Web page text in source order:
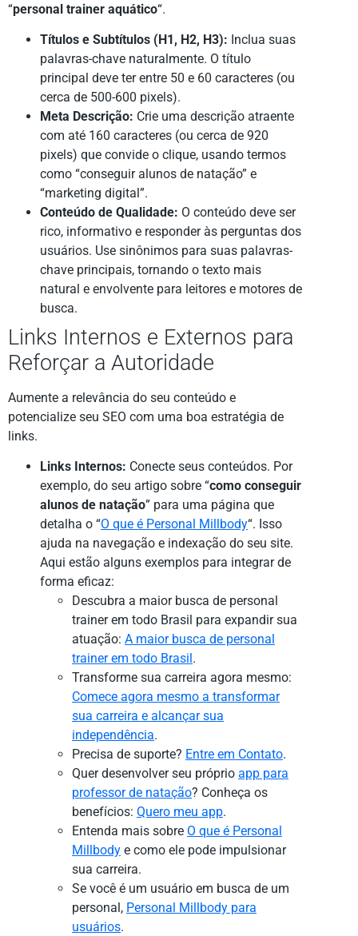
“personal trainer aquático“.
Títulos e Subtítulos (H1, H2, H3): Inclua suas
palavras-chave naturalmente. O título
principal deve ter entre 50 e 60 caracteres (ou
cerca de 500-600 pixels).
Meta Descrição: Crie uma descrição atraente
com até 160 caracteres (ou cerca de 920
pixels) que convide o clique, usando termos
como “conseguir alunos de natação” e
“marketing digital”.
Conteúdo de Qualidade: O conteúdo deve ser
rico, informativo e responder às perguntas dos
usuários. Use sinônimos para suas palavras-
chave principais, tornando o texto mais
natural e envolvente para leitores e motores de
busca.
Links Internos e Externos para
Reforçar a Autoridade
Aumente a relevância do seu conteúdo e
potencialize seu SEO com uma boa estratégia de
links.
Links Internos: Conecte seus conteúdos. Por
exemplo, do seu artigo sobre “como conseguir
alunos de natação” para uma página que
detalha o “O que é Personal Millbody“. Isso
ajuda na navegação e indexação do seu site.
Aqui estão alguns exemplos para integrar de
forma eficaz:
Descubra a maior busca de personal
trainer em todo Brasil para expandir sua
atuação: A maior busca de personal
trainer em todo Brasil .
Transforme sua carreira agora mesmo:
Comece agora mesmo a transformar
sua carreira e alcançar sua
independência.
Precisa de suporte? Entre em Contato.
Quer desenvolver seu próprio app para
professor de natação? Conheça os
benefícios: Quero meu app.
Entenda mais sobre O que é Personal
Millbody e como ele pode impulsionar
sua carreira.
Se você é um usuário em busca de um
personal, Personal Millbody para
usuários.